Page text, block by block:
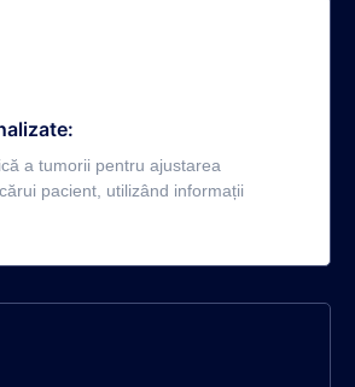
a tumorii pentru ajustarea
pacient, utilizând informații